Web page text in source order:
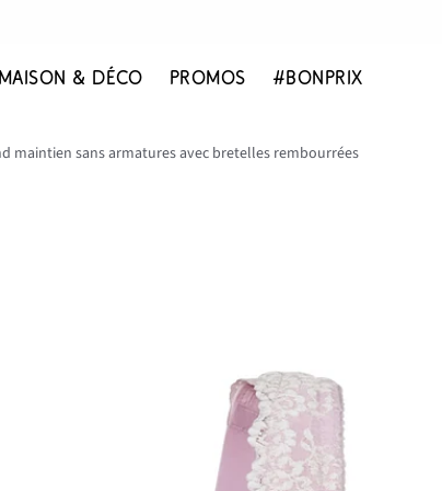
MAISON & DÉCO PROMOS #BONPRIX
maintien sans armatures avec bretelles rembourrées